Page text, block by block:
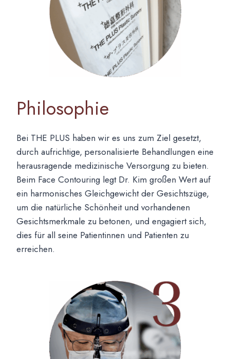
Philosophie
Bei THE PLUS haben wir es uns zum Ziel gesetzt,
durch aufrichtige, personalisierte Behandlungen eine
herausragende medizinische Versorgung zu bieten.
Beim Face Contouring legt Dr. Kim großen Wert auf
ein harmonisches Gleichgewicht der Gesichtszüge,
um die natürliche Schönheit und vorhandenen
Gesichtsmerkmale zu betonen, und engagiert sich,
dies für all seine Patientinnen und Patienten zu
erreichen.